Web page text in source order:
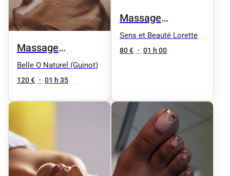
Massage
Signature corps et
visage
Belle O Naturel (Guinot)
120 € • 01 h 35
Massage
californien 1h
Sens et Beauté Lorette
80 € • 01 h 00